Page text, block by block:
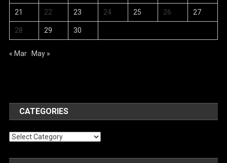
21 22 23 24 25 26 27
28 29 30
« Mar May »
CATEGORIES
Categories